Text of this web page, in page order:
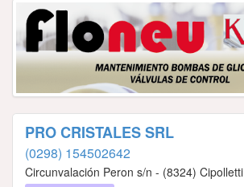
PRO CRISTALES SRL
(0298) 154502642
Circunvalación Peron s/n - (8324) Cipolletti